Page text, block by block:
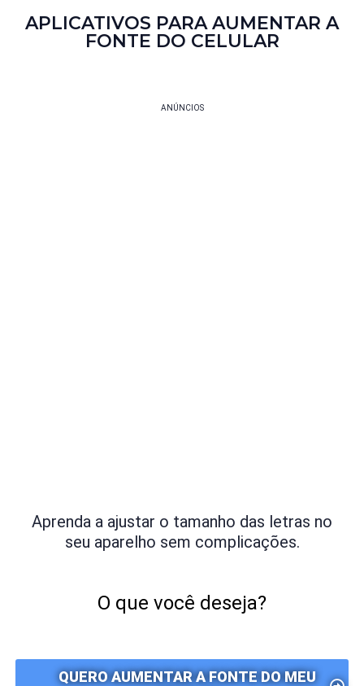
APLICATIVOS PARA AUMENTAR A
FONTE DO CELULAR
ANÚNCIOS
Aprenda a ajustar o tamanho das letras no
seu aparelho sem complicações.
O que você deseja?
QUERO AUMENTAR A FONTE DO MEU